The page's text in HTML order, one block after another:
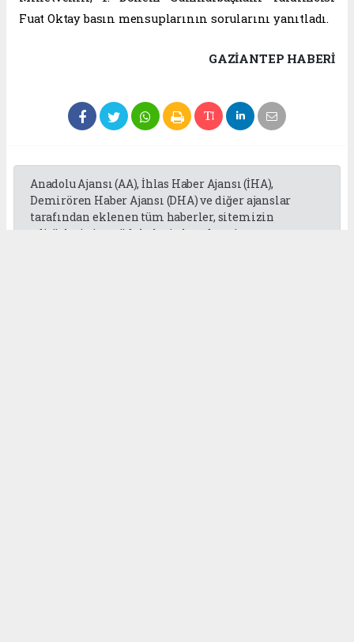
Fuat Oktay basın mensuplarının sorularını yanıtladı.
GAZIANTEP HABERİ
Anadolu Ajansı (AA), İhlas Haber Ajansı (İHA),
Demirören Haber Ajansı (DHA) ve diğer ajanslar
tarafından eklenen tüm haberler, sitemizin
editörlerinin müdahalesi olmadan ajans